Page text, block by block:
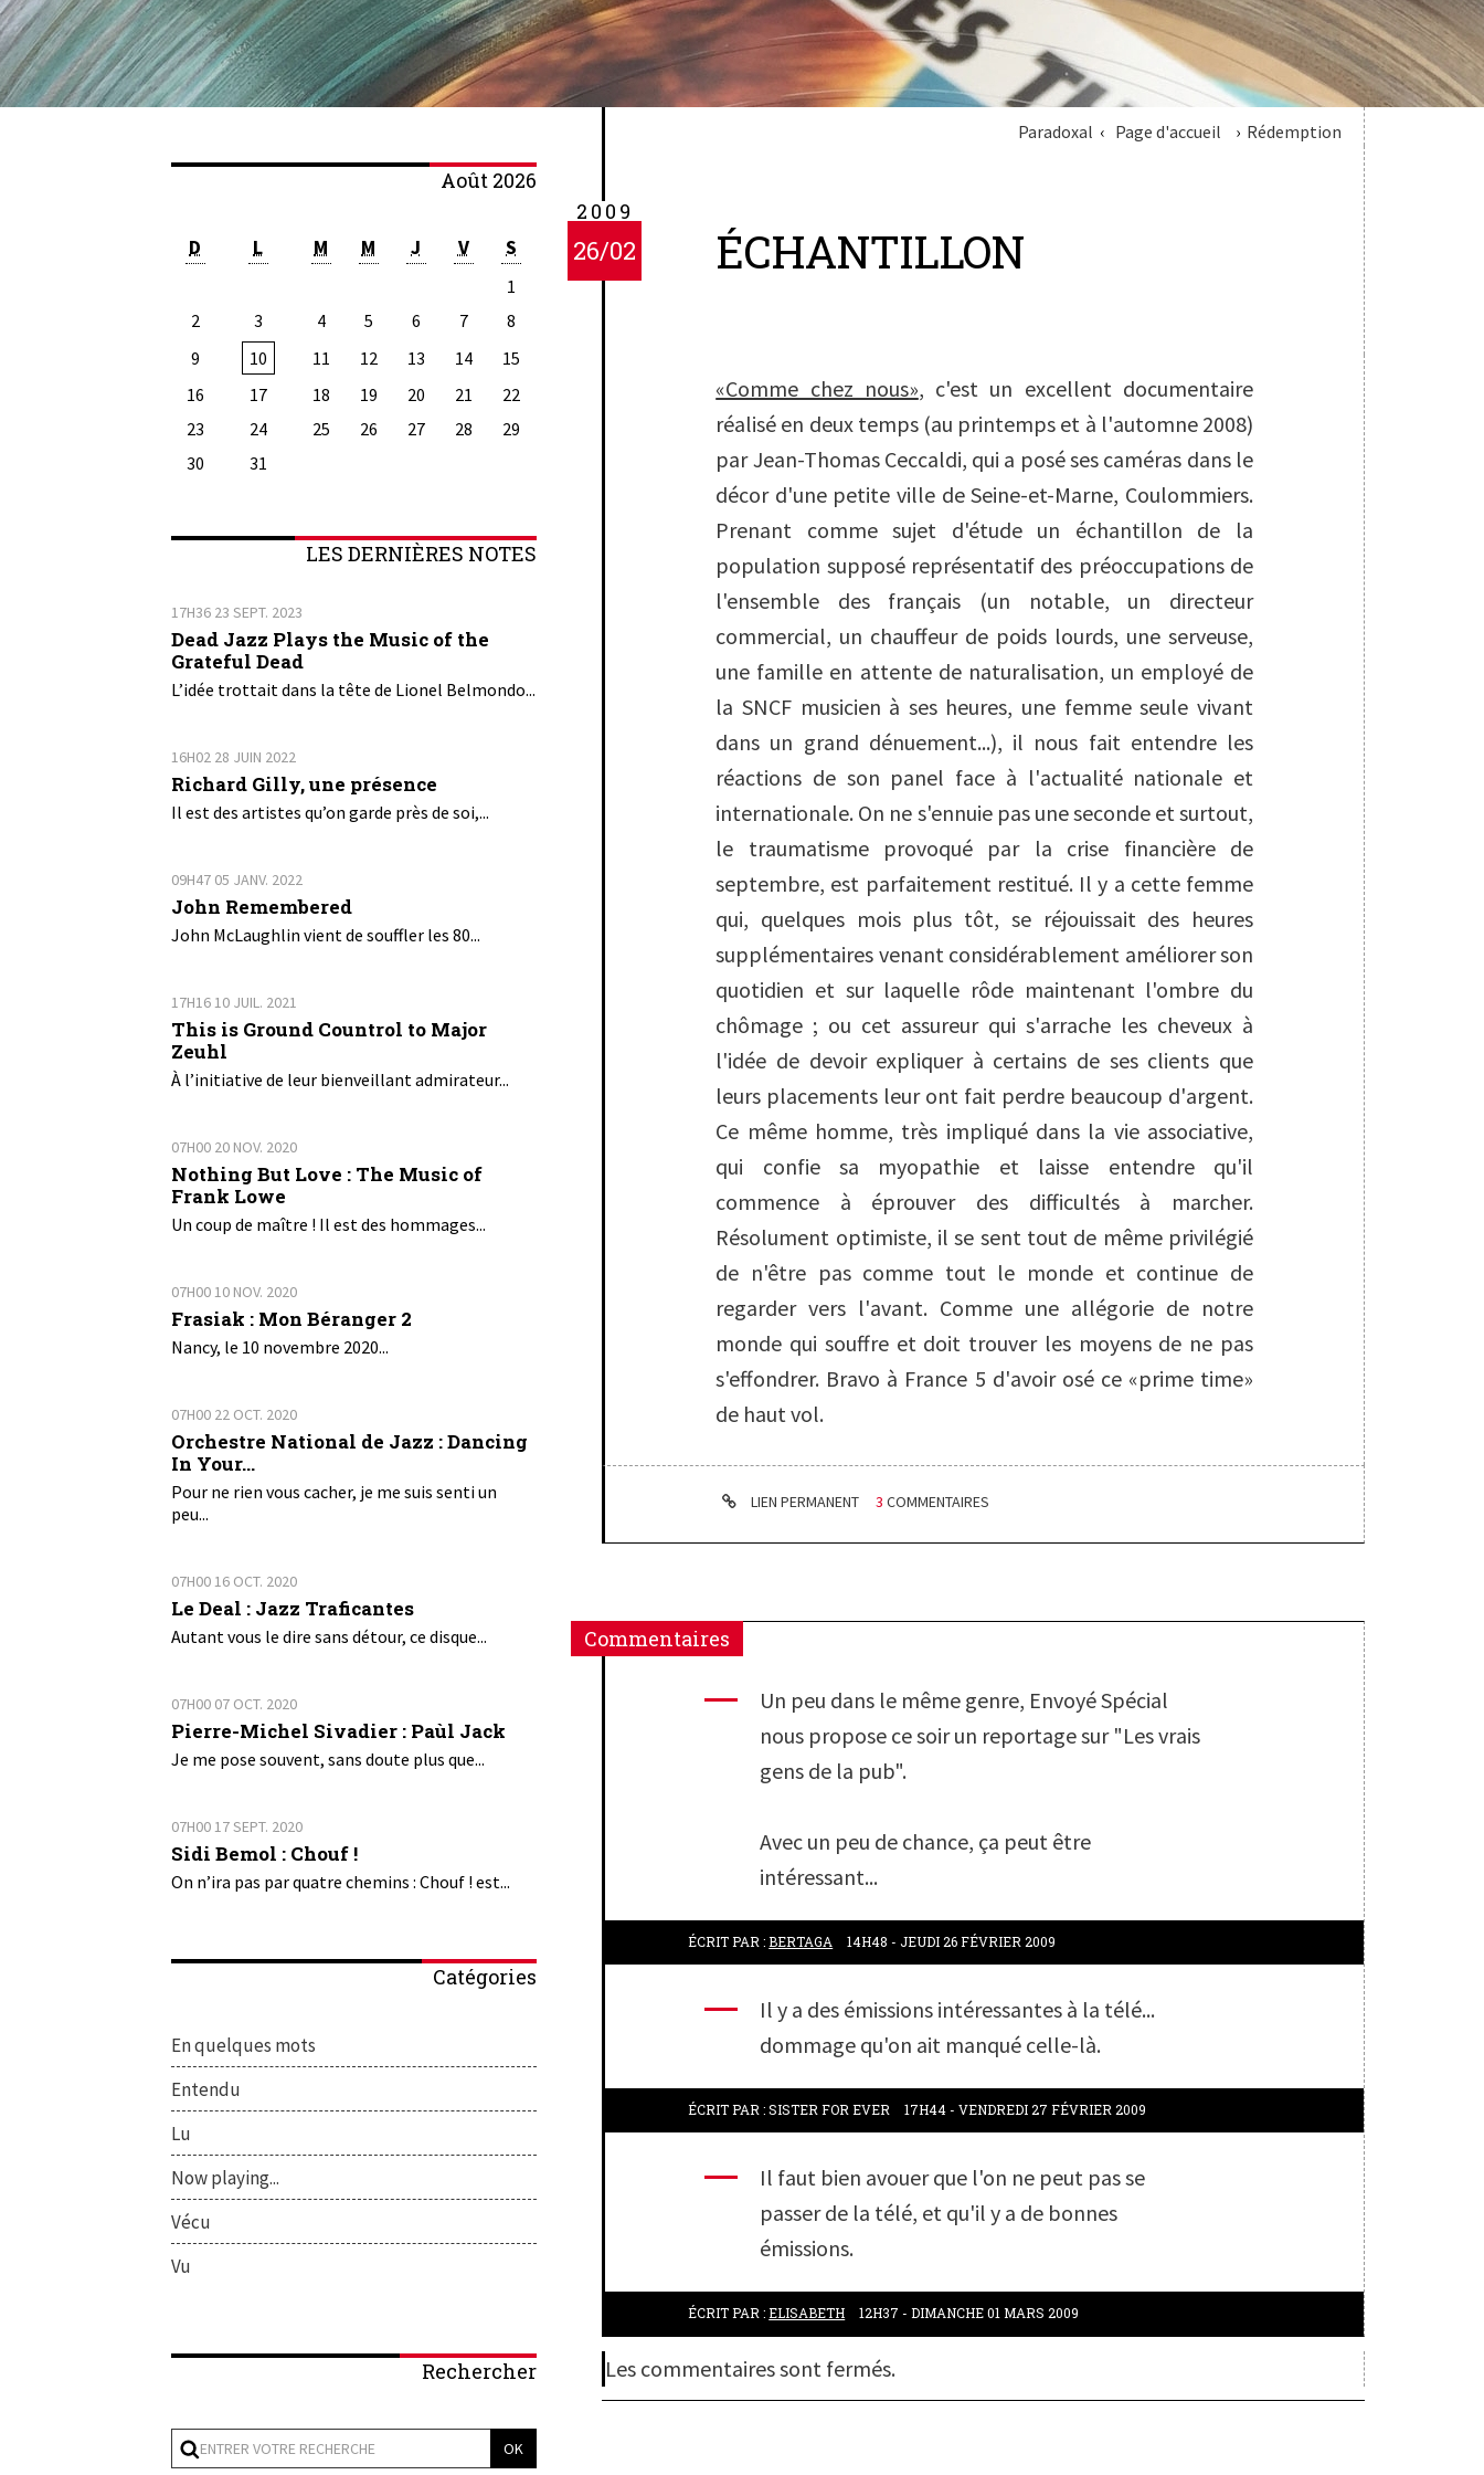
Août 2026
D L M M J V S
1
2
3 4 5 6 7
8
9
10 11 12 13 14
15
16
17 18 19 20 21
22
23
24 25 26 27 28
29
30
31
LES DERNIÈRES NOTES
17H36 23 SEPT. 2023
Dead Jazz Plays the Music of the
Grateful Dead
L’idée trottait dans la tête de Lionel Belmondo...
16H02 28 JUIN 2022
Richard Gilly, une présence
Il est des artistes qu’on garde près de soi,...
09H47 05 JANV. 2022
John Remembered
John McLaughlin vient de souffler les 80...
17H16 10 JUIL. 2021
This is Ground Countrol to Major
Zeuhl
À l’initiative de leur bienveillant admirateur...
07H00 20 NOV. 2020
Nothing But Love : The Music of
Frank Lowe
Un coup de maître ! Il est des hommages...
07H00 10 NOV. 2020
Frasiak : Mon Béranger 2
Nancy, le 10 novembre 2020...
07H00 22 OCT. 2020
Orchestre National de Jazz : Dancing
In Your...
Pour ne rien vous cacher, je me suis senti un
peu...
07H00 16 OCT. 2020
Le Deal : Jazz Traficantes
Autant vous le dire sans détour, ce disque...
07H00 07 OCT. 2020
Pierre-Michel Sivadier : Paùl Jack
Je me pose souvent, sans doute plus que...
07H00 17SEPT. 2020
Sidi Bemol : Chouf !
On n’ira pas par quatre chemins : Chouf ! est...
Catégories
En quelques mots
Entendu
Lu
Now playing...
Vécu
Vu
Rechercher
Paradoxal Page d'accueil Rédemption
2009
26/02 ÉCHANTILLON
«Comme chez nous», c'est un excellent documentaire
réalisé en deux temps (au printemps et à l'automne 2008)
par Jean-Thomas Ceccaldi, qui a posé ses caméras dans le
décor d'une petite ville de Seine-et-Marne, Coulommiers.
Prenant comme sujet d'étude un échantillon de la
population supposé représentatif des préoccupations de
l'ensemble des français (un notable, un directeur
commercial, un chauffeur de poids lourds, une serveuse,
une famille en attente de naturalisation, un employé de
la SNCF musicien à ses heures, une femme seule vivant
dans un grand dénuement...), il nous fait entendre les
réactions de son panel face à l'actualité nationale et
internationale. On ne s'ennuie pas une seconde et surtout,
le traumatisme provoqué par la crise financière de
septembre, est parfaitement restitué. Il y a cette femme
qui, quelques mois plus tôt, se réjouissait des heures
supplémentaires venant considérablement améliorer son
quotidien et sur laquelle rôde maintenant l'ombre du
chômage ; ou cet assureur qui s'arrache les cheveux à
l'idée de devoir expliquer à certains de ses clients que
leurs placements leur ont fait perdre beaucoup d'argent.
Ce même homme, très impliqué dans la vie associative,
qui confie sa myopathie et laisse entendre qu'il
commence à éprouver des difficultés à marcher.
Résolument optimiste, il se sent tout de même privilégié
de n'être pas comme tout le monde et continue de
regarder vers l'avant. Comme une allégorie de notre
monde qui souffre et doit trouver les moyens de ne pas
s'effondrer. Bravo à France 5 d'avoir osé ce «prime time»
de haut vol.
LIEN PERMANENT 3 COMMENTAIRES
Commentaires
Un peu dans le même genre, Envoyé Spécial
nous propose ce soir un reportage sur "Les vrais
gens de la pub".
Avec un peu de chance, ça peut être
intéressant...
ÉCRIT PAR :BERTAGA 14H48 -JEUDI 26 FÉVRIER 2009
Il y a des émissions intéressantes à la télé...
dommage qu'on ait manqué celle-là.
ÉCRIT PAR :SISTER FOR EVER 17H44 -VENDREDI 27 FÉVRIER 2009
Il faut bien avouer que l'on ne peut pas se
passer de la télé, et qu'il y a de bonnes
émissions.
ÉCRIT PAR :ELISABETH 12H37 -DIMANCHE 01 MARS 2009
Les commentaires sont fermés.